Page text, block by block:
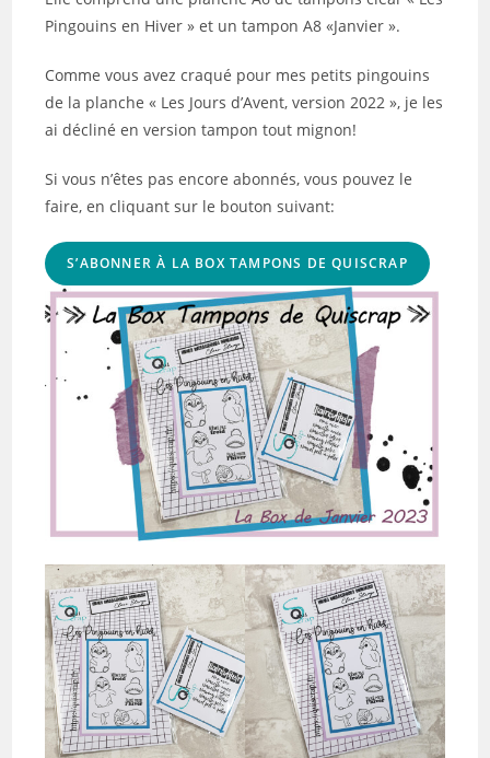
Pingouins en Hiver » et un tampon A8 «Janvier ».
Comme vous avez craqué pour mes petits pingouins
de la planche « Les Jours d’Avent, version 2022 », je les
ai décliné en version tampon tout mignon!
Si vous n’êtes pas encore abonnés, vous pouvez le
faire, en cliquant sur le bouton suivant:
S’ABONNER À LA BOX TAMPONS DE QUISCRAP